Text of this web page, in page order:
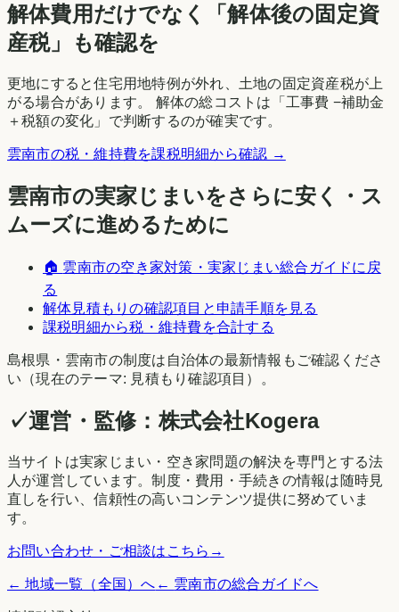
解体費用だけでなく「解体後の固定資
産税」も確認を
更地にすると住宅用地特例が外れ、土地の固定資産税が上
がる場合があります。 解体の総コストは「工事費 −補助金
＋税額の変化」で判断するのが確実です。
雲南市の税・維持費を課税明細から確認 →
雲南市の実家じまいをさらに安く・ス
ムーズに進めるために
🏠 雲南市の空き家対策・実家じまい総合ガイドに戻
る
解体見積もりの確認項目と申請手順を見る
課税明細から税・維持費を合計する
島根県 ・ 雲南市の制度は自治体の最新情報もご確認くださ
い（現在のテーマ: 見積もり確認項目 ）。
✓運営・監修：株式会社Kogera
当サイトは実家じまい・空き家問題の解決を専門とする法
人が運営しています。制度・費用・手続きの情報は随時見
直しを行い、信頼性の高いコンテンツ提供に努めていま
す。
お問い合わせ・ご相談はこちら →
← 地域一覧（全国）へ ← 雲南市の総合ガイドへ